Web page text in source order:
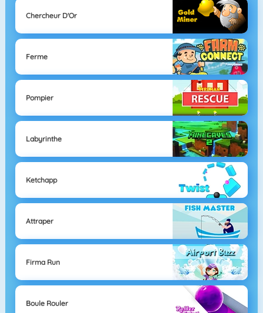
Chercheur D'Or
Ferme
Pompier
Labyrinthe
Ketchapp
Attraper
Firma Run
Boule Rouler